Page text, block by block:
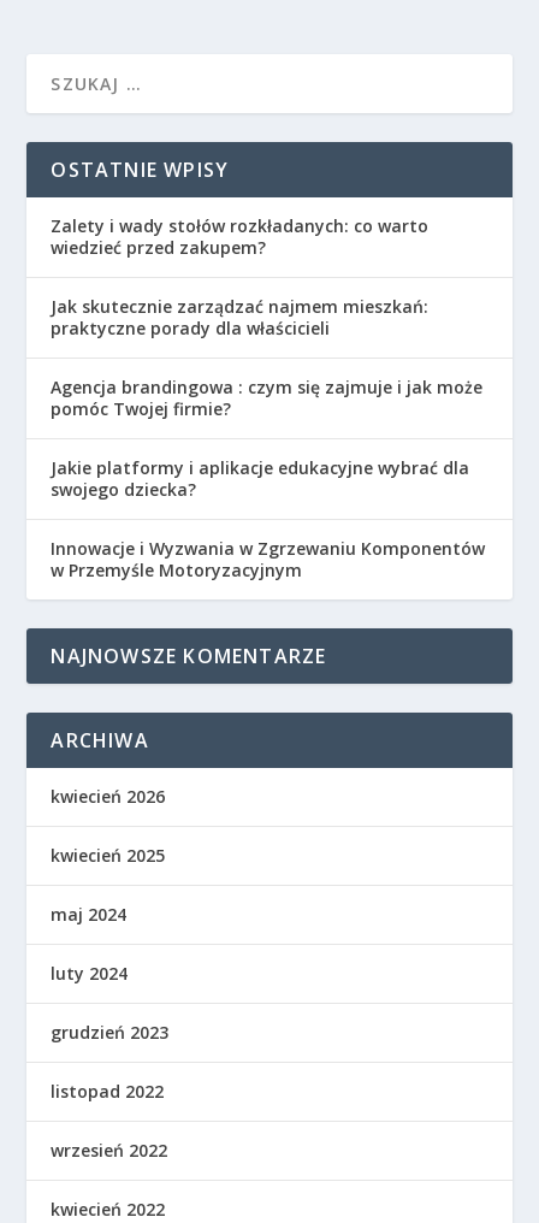
OSTATNIE WPISY
Zalety i wady stołów rozkładanych: co warto
wiedzieć przed zakupem?
Jak skutecznie zarządzać najmem mieszkań:
praktyczne porady dla właścicieli
Agencja brandingowa : czym się zajmuje i jak może
pomóc Twojej firmie?
Jakie platformy i aplikacje edukacyjne wybrać dla
swojego dziecka?
Innowacje i Wyzwania w Zgrzewaniu Komponentów
w Przemyśle Motoryzacyjnym
NAJNOWSZE KOMENTARZE
ARCHIWA
kwiecień 2026
kwiecień 2025
maj 2024
luty 2024
grudzień 2023
listopad 2022
wrzesień 2022
kwiecień 2022